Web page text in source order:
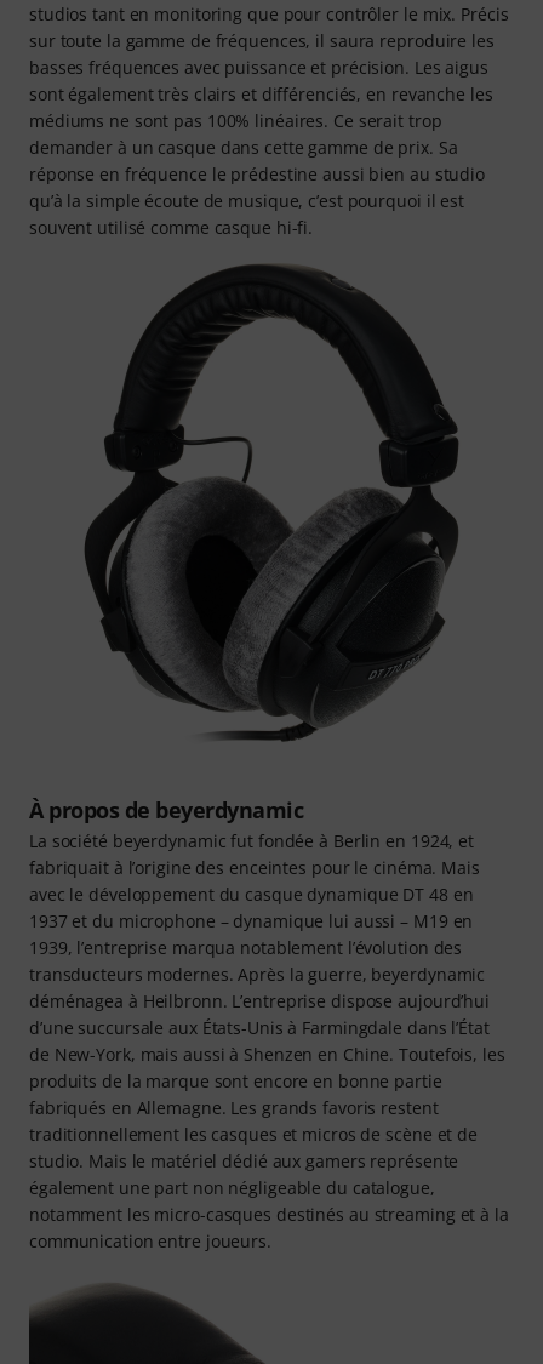
studios tant en monitoring que pour contrôler le mix. Précis
sur toute la gamme de fréquences, il saura reproduire les
basses fréquences avec puissance et précision. Les aigus
sont également très clairs et différenciés, en revanche les
médiums ne sont pas 100% linéaires. Ce serait trop
demander à un casque dans cette gamme de prix. Sa
réponse en fréquence le prédestine aussi bien au studio
qu’à la simple écoute de musique, c’est pourquoi il est
souvent utilisé comme casque hi-fi.
À propos de beyerdynamic
La société beyerdynamic fut fondée à Berlin en 1924, et
fabriquait à l’origine des enceintes pour le cinéma. Mais
avec le développement du casque dynamique DT 48 en
1937 et du microphone – dynamique lui aussi – M19 en
1939, l’entreprise marqua notablement l’évolution des
transducteurs modernes. Après la guerre, beyerdynamic
déménagea à Heilbronn. L’entreprise dispose aujourd’hui
d’une succursale aux États-Unis à Farmingdale dans l’État
de New-York, mais aussi à Shenzen en Chine. Toutefois, les
produits de la marque sont encore en bonne partie
fabriqués en Allemagne. Les grands favoris restent
traditionnellement les casques et micros de scène et de
studio. Mais le matériel dédié aux gamers représente
également une part non négligeable du catalogue,
notamment les micro-casques destinés au streaming et à la
communication entre joueurs.